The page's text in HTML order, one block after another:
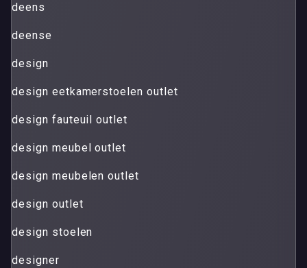
deens
deense
design
design eetkamerstoelen outlet
design fauteuil outlet
design meubel outlet
design meubelen outlet
design outlet
design stoelen
designer